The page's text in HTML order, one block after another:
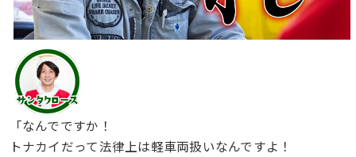
「なんでですか！
トナカイだって法律上は軽車両扱いなんですよ！